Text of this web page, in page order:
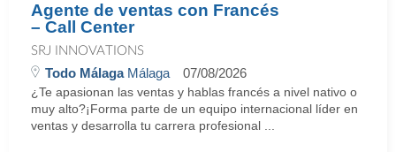
Agente de ventas con Francés
– Call Center
SRJ INNOVATIONS
Todo MálagaMálaga 07/08/2026
¿Te apasionan las ventas y hablas francés a nivel nativo o
muy alto?¡Forma parte de un equipo internacional líder en
ventas y desarrolla tu carrera profesional ...